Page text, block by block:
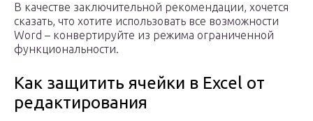
В качестве заключительной рекомендации, хочется
сказать, что хотите использовать все возможности
Word – конвертируйте из режима ограниченной
функциональности.
Как защитить ячейки в Excel от
редактирования